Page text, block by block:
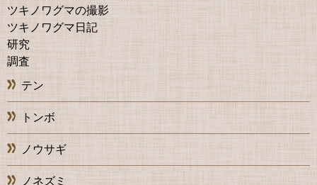
ツキノワグマの撮影
ツキノワグマ日記
研究
調査
テン
トンボ
ノウサギ
ノネズミ